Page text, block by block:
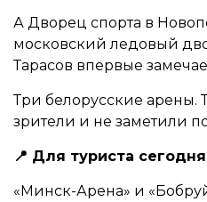
А Дворец спорта в
московский ледовый
Тарасов впервые
Три белорусские арены.
зрители и не заметили
📍 Для туриста сегодня
«Минск-Арена» и